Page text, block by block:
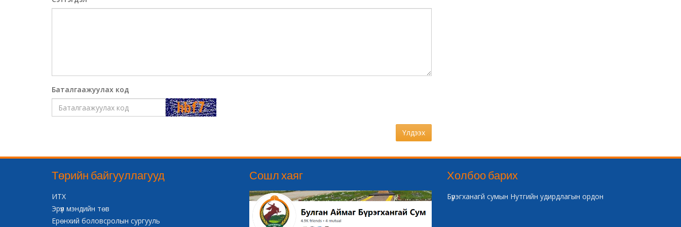
Баталгаажуулах код
Үлдээх
Төрийн байгууллагууд
ИТХ
Эрүүл мэндийн төв
Ерөнхий боловсролын сургууль
Сошл хаяг Холбоо барих
Бүрэгханагй сумын Нутгийн удирдлагын ордон